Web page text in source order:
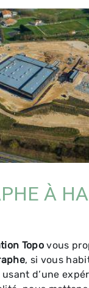
À
Topovous
, si vous
d’une